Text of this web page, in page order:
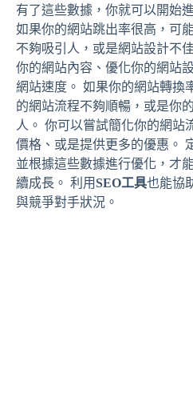
有了這些數據，你就可以開始
如果你的網站跳出率很高，可
不夠吸引人，或是網站設計不
你的網站內容、優化你的網站
網站速度。 如果你的網站轉換
的網站流程不夠順暢，或是你
人。 你可以嘗試簡化你的網站
價格、或是提供更多的優惠。
並根據這些數據進行優化，才
續成長。 利用SEO工具也能協
與競爭對手狀況。